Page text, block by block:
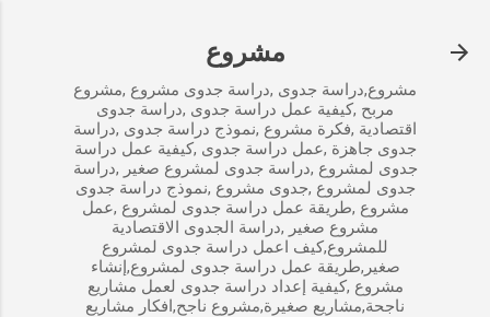
مشروع
مشروع,دراسة جدوى ,دراسة جدوى مشروع ,مشروع
مربح ,كيفية عمل دراسة جدوى ,دراسة جدوى
اقتصادية ,فكرة مشروع ,نموذج دراسة جدوى ,دراسة
جدوى جاهزة ,عمل دراسة جدوى ,كيفية عمل دراسة
جدوى لمشروع ,دراسة جدوى لمشروع صغير ,دراسة
جدوى لمشروع ,جدوى مشروع ,نموذج دراسة جدوى
مشروع ,طريقة عمل دراسة جدوى لمشروع ,عمل
مشروع صغير ,دراسة الجدوى الاقتصادية
للمشروع,كيف اعمل دراسة جدوى لمشروع
صغير,طريقة عمل دراسة جدوى لمشروع,إنشاء
مشروع ,كيفية إعداد دراسة جدوى لعمل مشاريع
ناجحة,مشاريع صغيرة,مشروع ناجح,افكار مشاريع